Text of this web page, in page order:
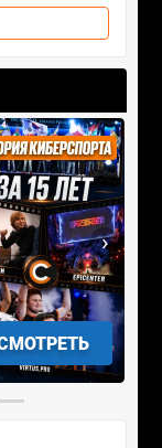
›